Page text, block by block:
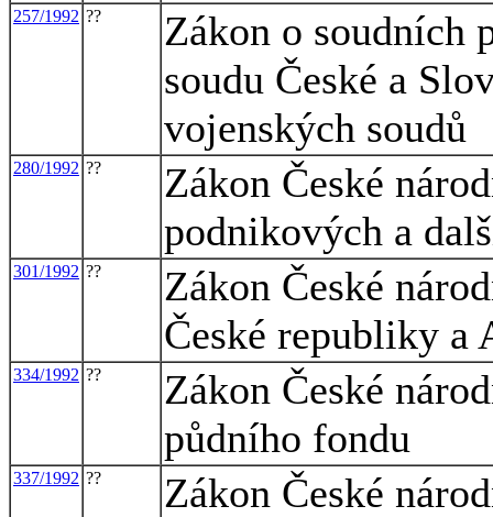
257/1992 ??
Zákon o soudních
soudu České a
vojenských soudů
280/1992 ??
Zákon České
podnikových a
301/1992 ??
Zákon České
České republiky a
334/1992 ??
Zákon České
půdního fondu
337/1992 ?? Zákon České